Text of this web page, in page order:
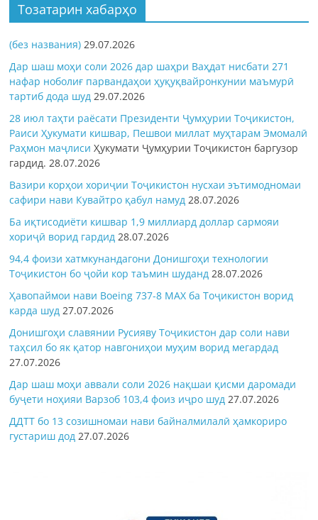
Тозатарин хабарҳо
(без названия) 29.07.2026
Дар шаш моҳи соли 2026 дар шаҳри Ваҳдат нисбати 271
нафар ноболиғ парвандаҳои ҳуқуқвайронкунии маъмурӣ
тартиб дода шуд 29.07.2026
28 июл таҳти раёсати Президенти Ҷумҳурии Тоҷикистон,
Раиси Ҳукумати кишвар, Пешвои миллат муҳтарам Эмомалӣ
Раҳмон маҷлисиҲукумати Ҷумҳурии Тоҷикистон баргузор
гардид.28.07.2026
Вазири корҳои хориҷии Тоҷикистон нусхаи эътимодномаи
сафири нави Кувайтро қабул намуд 28.07.2026
Ба иқтисодиёти кишвар 1,9 миллиард доллар сармояи
хориҷӣ ворид гардид 28.07.2026
94,4 фоизи хатмкунандагони Донишгоҳи технологии
Тоҷикистон бо ҷойи кор таъмин шуданд 28.07.2026
Ҳавопаймои нави Boeing 737-8 MAX ба Тоҷикистон ворид
карда шуд 27.07.2026
Донишгоҳи славянии Русияву Тоҷикистон дар соли нави
таҳсил бо як қатор навгониҳои муҳим ворид мегардад
27.07.2026
Дар шаш моҳи аввали соли 2026 нақшаи қисми даромади
буҷети ноҳияи Варзоб 103,4 фоиз иҷро шуд 27.07.2026
ДДТТ бо 13 созишномаи нави байналмилалӣ ҳамкориро
густариш дод 27.07.2026